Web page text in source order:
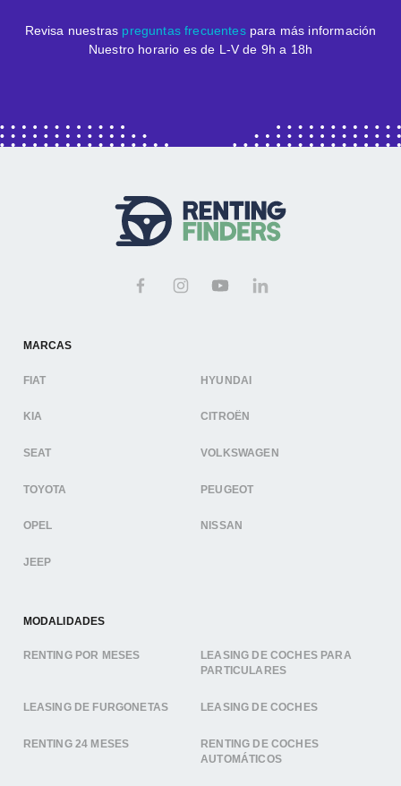
Revisa nuestras preguntas frecuentespara más información
Nuestro horario es de L-V de 9h a 18h
MARCAS
FIAT HYUNDAI
KIA CITROËN
SEAT VOLKSWAGEN
TOYOTA PEUGEOT
OPEL NISSAN
JEEP
MODALIDADES
RENTING POR MESES
LEASING DE COCHES PARA
PARTICULARES
LEASING DE FURGONETAS LEASING DE COCHES
RENTING 24 MESES
RENTING DE COCHES
AUTOMÁTICOS